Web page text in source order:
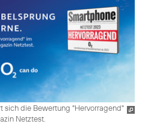
sich die Bewertung "Hervorragend"
Netztest.